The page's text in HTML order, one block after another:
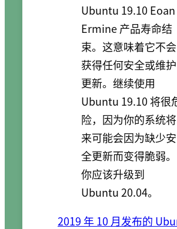
Ubuntu 19.10 Eoan
Ermine 产品寿命结
束。这意味着它不会
获得任何安全或维护
更新。继续使用
Ubuntu 19.10 将很
险，因为你的系统将
来可能会因为缺少安
全更新而变得脆弱。
你应该升级到
Ubuntu 20.04。
2019 年 10 月发布的